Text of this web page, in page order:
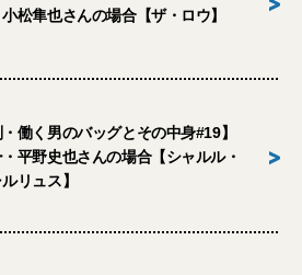
松隼也さんの場合【ザ・ロウ】
・働く男のバッグとその中身#19】
平野史也さんの場合【シャルル・
リュス】
>